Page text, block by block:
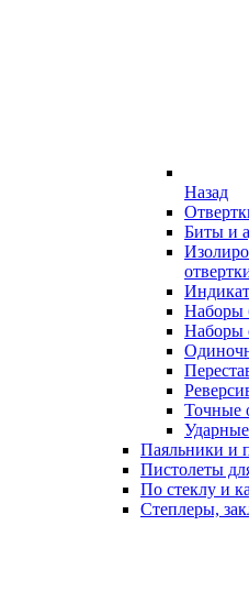
Назад
Биты и
Наборы
Наборы
Точные
Паяльники и
Пистолеты
По стеклу и
Степлеры,